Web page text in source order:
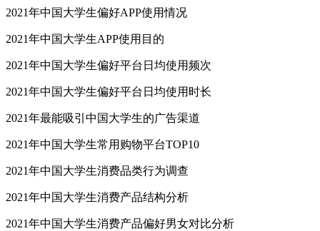
2021年中国大学生偏好APP使用情况
2021年中国大学生APP使用目的
2021年中国大学生偏好平台日均使用频次
2021年中国大学生偏好平台日均使用时长
2021年最能吸引中国大学生的广告渠道
2021年中国大学生常用购物平台TOP10
2021年中国大学生消费品类行为调查
2021年中国大学生消费产品结构分析
2021年中国大学生消费产品偏好男女对比分析